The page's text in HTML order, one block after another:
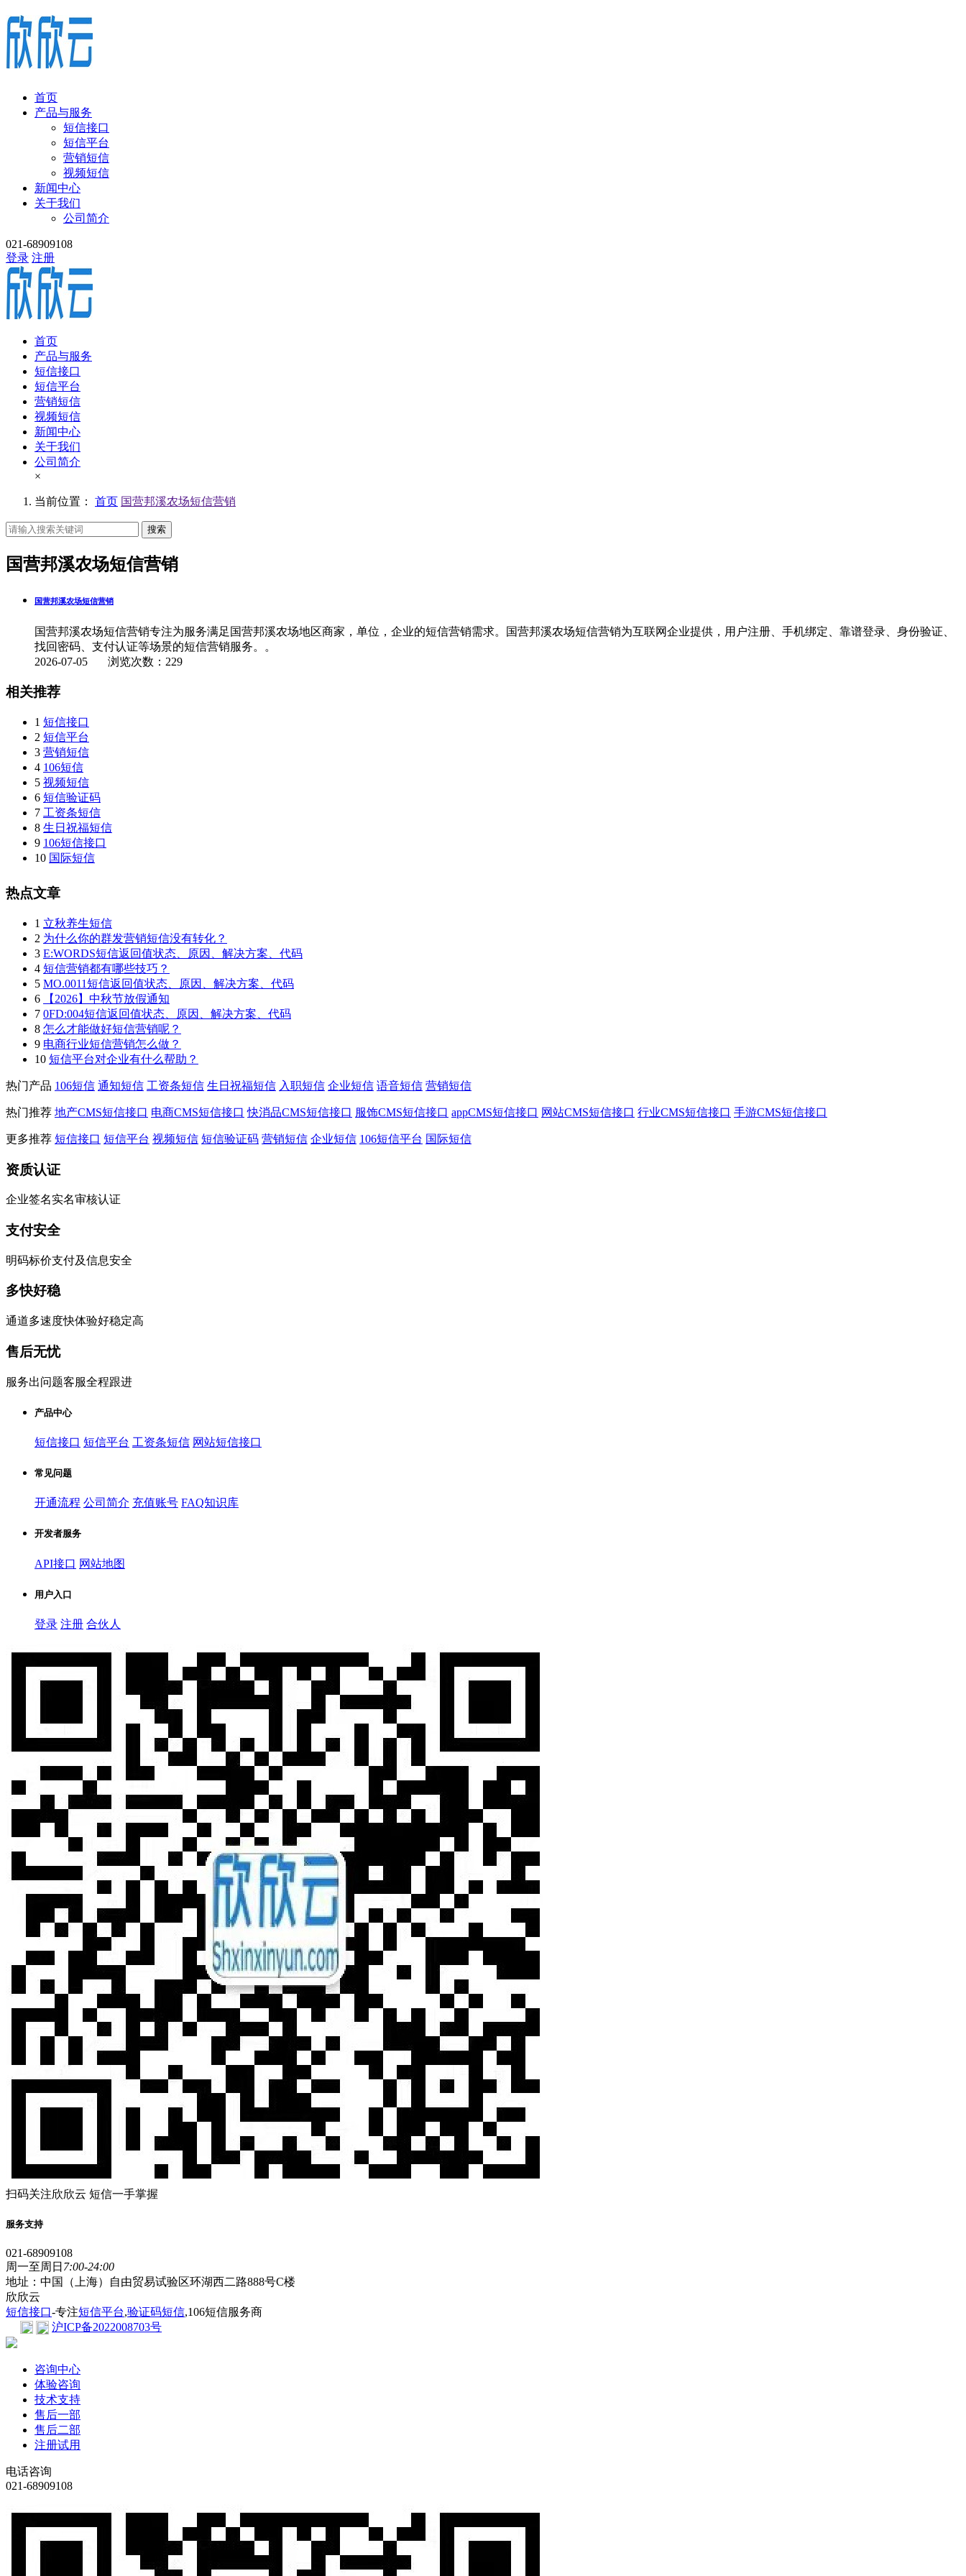
首页
产品与服务
短信接口
短信平台
营销短信
视频短信
新闻中心
关于我们
公司简介
021-68909108
登录 注册
首页
产品与服务
短信接口
短信平台
营销短信
视频短信
新闻中心
关于我们
公司简介
×
当前位置： 首页 国营邦溪农场短信营销
搜索
国营邦溪农场短信营销
国营邦溪农场短信营销
国营邦溪农场短信营销专注为服务满足国营邦溪农场地区商家，单位，企业的短信营销需求。国营邦溪农场短信营销为互联网企业提供，用户注册、手机绑定、靠谱登录、身份验证、
找回密码、支付认证等场景的短信营销服务。。
2026-07-05 浏览次数：229
相关推荐
1 短信接口
2 短信平台
3 营销短信
4 106短信
5 视频短信
6 短信验证码
7 工资条短信
8 生日祝福短信
9 106短信接口
10 国际短信
热点文章
1 立秋养生短信
2 为什么你的群发营销短信没有转化？
3 E:WORDS短信返回值状态、原因、解决方案、代码
4 短信营销都有哪些技巧？
5 MO.0011短信返回值状态、原因、解决方案、代码
6
【2026】中秋节放假通知
7 0FD:004短信返回值状态、原因、解决方案、代码
8 怎么才能做好短信营销呢？
9 电商行业短信营销怎么做？
10 短信平台对企业有什么帮助？
热门产品 106短信 通知短信 工资条短信 生日祝福短信 入职短信 企业短信 语音短信 营销短信
热门推荐 地产CMS短信接口 电商CMS短信接口 快消品CMS短信接口 服饰CMS短信接口 appCMS短信接口 网站CMS短信接口 行业CMS短信接口 手游CMS短信接口
更多推荐 短信接口 短信平台 视频短信 短信验证码 营销短信 企业短信 106短信平台 国际短信
资质认证
企业签名实名审核认证
支付安全
明码标价支付及信息安全
多快好稳
通道多速度快体验好稳定高
售后无忧
服务出问题客服全程跟进
产品中心
短信接口 短信平台 工资条短信 网站短信接口
常见问题
开通流程 公司简介 充值账号 FAQ知识库
开发者服务
API接口 网站地图
用户入口
登录 注册 合伙人
扫码关注欣欣云 短信一手掌握
服务支持
021-68909108
周一至周日 7:00-24:00
地址：中国（上海）自由贸易试验区环湖西二路888号C楼
欣欣云
短信接口-专注短信平台,验证码短信,106短信服务商
沪ICP备2022008703号
咨询中心
体验咨询
技术支持
售后一部
售后二部
注册试用
电话咨询
021-68909108